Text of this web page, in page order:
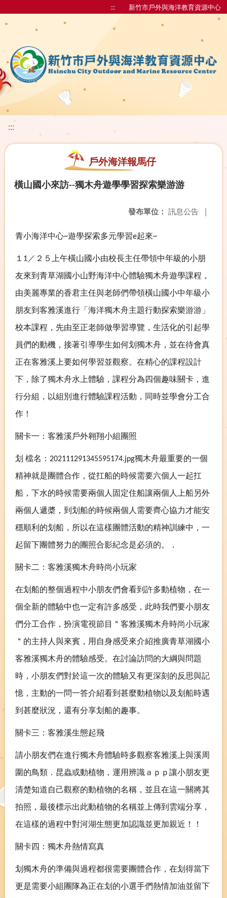
::: 新竹市戶外與海洋教育資源中心
:::
戶外海洋報馬仔
橫山國小來訪--獨木舟遊學學習探索樂游游
發布單位： 訊息公告 |
青小海洋中心~遊學探索多元學習e起來~
１ 1 ／２５上午橫山國小由校長主任帶領中年級的小朋
友來到青草湖國小山野海洋中心體驗獨木舟遊學課程，
由美麗專業的香君主任與老師們帶領橫山國小中年級小
朋友到客雅溪進行「海洋獨木舟主題行動探索樂游游」
校本課程，先由至正老師做學習導覽，生活化的引起學
員們的動機，接著引導學生如何划獨木舟，並在待會真
正在客雅溪上要如何學習並觀察。在精心的課程設計
下，除了獨木舟水上體驗，課程分為四個趣味關卡，進
行分組，以組別進行體驗課程活動，同時並學會分工合
作！
關卡一：客雅溪戶外翱翔小組團照
划 檔名： 202111291345595174.jpg獨木舟最重要的一個
精神就是團體合作，從扛船的時候需要六個人一起扛
船，下水的時候需要兩個人固定住船讓兩個人上船另外
兩個人遞槳，到划船的時候兩個人需要齊心協力才能安
穩順利的划船，所以在這樣團體活動的精神訓練中，一
起留下團體努力的團照合影紀念是必須的。．
關卡二：客雅溪獨木舟時尚小玩家
在划船的整個過程中小朋友們會看到許多動植物，在一
個全新的體驗中也一定有許多感受，此時我們要小朋友
們分工合作，扮演電視節目＂客雅溪獨木舟時尚小玩家
＂的主持人與來賓，用自身感受來介紹推廣青草湖國小
客雅溪獨木舟的體驗感受。在討論訪問的大綱與問題
時，小朋友們對於這一次的體驗又有更深刻的反思與記
憶，主動的一問一答介紹看到甚麼動植物以及划船時遇
到甚麼狀況，還有分享划船的趣事。
關卡三：客雅溪生態起飛
請小朋友們在進行獨木舟體驗時多觀察客雅溪上與溪周
圍的鳥類．昆蟲或動植物，運用辨識ａｐｐ讓小朋友更
清楚知道自己觀察的動植物的名稱，並且在這一關將其
拍照，最後標示出此動植物的名稱並上傳到雲端分享，
在這樣的過程中對河湖生態更加認識並更加親近！！
關卡四：獨木舟熱情寫真
划獨木舟的準備與過程都很需要團體合作，在划得當下
更是需要小組團隊為正在划的小選手們熱情加油並留下